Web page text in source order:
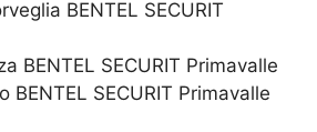
BENTEL SECURIT
BENTEL SECURIT Primavalle
BENTEL SECURIT Primavalle